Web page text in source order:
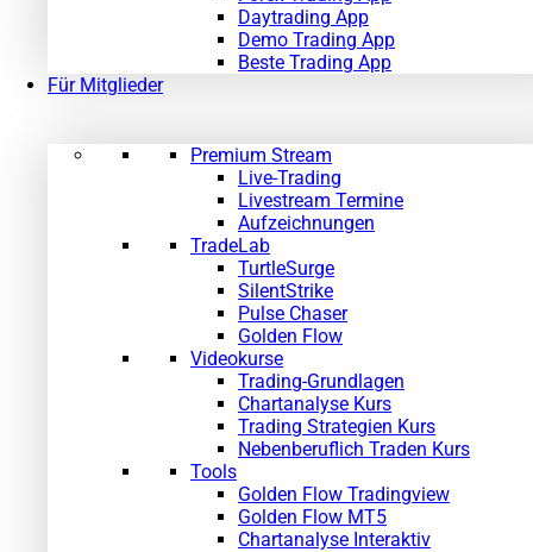
Daytrading App
Demo Trading App
Beste Trading App
Für Mitglieder
Premium Stream
Live-Trading
Livestream Termine
Aufzeichnungen
TradeLab
TurtleSurge
SilentStrike
Pulse Chaser
Golden Flow
Videokurse
Trading-Grundlagen
Chartanalyse Kurs
Trading Strategien Kurs
Nebenberuflich Traden Kurs
Tools
Golden Flow Tradingview
Golden Flow MT5
Chartanalyse Interaktiv